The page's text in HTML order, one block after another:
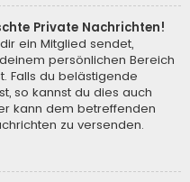
Private Nachrichten!
ein Mitglied sendet,
persönlichen Bereich
Falls du belästigende
so kannst du dies auch
kann dem betreffenden
zu versenden.